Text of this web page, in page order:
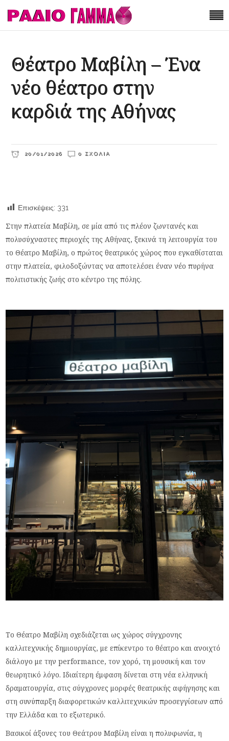
Θέατρο Μαβίλη – Ένα
νέο θέατρο στην
καρδιά της Αθήνας
20/01/2026 0 ΣΧΌΛΙΑ
Επισκέψεις: 331
Στην πλατεία Μαβίλη, σε μία από τις πλέον ζωντανές και
πολυσύχναστες περιοχές της Αθήνας, ξεκινά τη λειτουργία του
το Θέατρο Μαβίλη, ο πρώτος θεατρικός χώρος που εγκαθίσταται
στην πλατεία, φιλοδοξώντας να αποτελέσει έναν νέο πυρήνα
πολιτιστικής ζωής στο κέντρο της πόλης.
Το Θέατρο Μαβίλη σχεδιάζεται ως χώρος σύγχρονης
καλλιτεχνικής δημιουργίας, με επίκεντρο το θέατρο και ανοιχτό
διάλογο με τηνperformance, τον χορό, τη μουσική και τον
θεωρητικό λόγο. Ιδιαίτερη έμφαση δίνεται στη νέα ελληνική
δραματουργία, στις σύγχρονες μορφές θεατρικής αφήγησης και
στη συνύπαρξη διαφορετικών καλλιτεχνικών προσεγγίσεων από
την Ελλάδα και το εξωτερικό.
Βασικοί άξονες του Θεάτρου Μαβίλη είναι η πολυφωνία, η